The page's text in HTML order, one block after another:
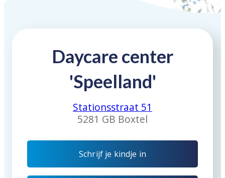
Daycare center
'Speelland'
Stationsstraat 51
5281 GB Boxtel
Schrijf je kindje in